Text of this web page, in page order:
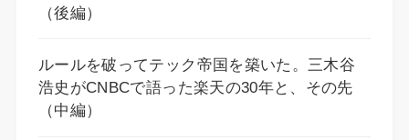
（後編）
ルールを破ってテック帝国を築いた。三木谷
浩史がCNBCで語った楽天の30年と、その先
（中編）